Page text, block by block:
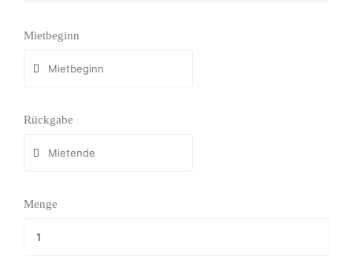
Mietbeginn
Rückgabe
Menge